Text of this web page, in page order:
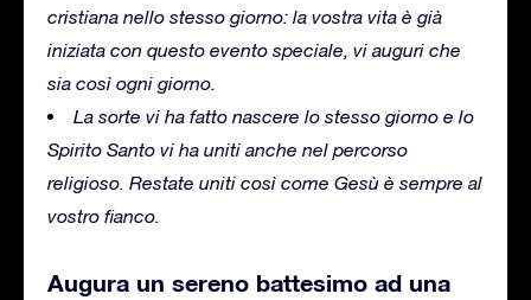
cristiana nello stesso giorno: la vostra vita è già
iniziata con questo evento speciale, vi auguri che
sia così ogni giorno.
La sorte vi ha fatto nascere lo stesso giorno e lo
Spirito Santo vi ha uniti anche nel percorso
religioso. Restate uniti così come Gesù è sempre al
vostro fianco.
Augura un sereno battesimo ad una